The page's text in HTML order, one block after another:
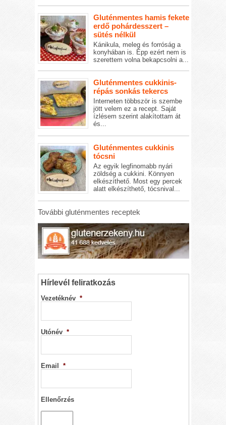
Gluténmentes hamis fekete
erdő pohárdesszert –
sütés nélkül
Kánikula, meleg és forróság a
konyhában is. Épp ezért nem is
szerettem volna bekapcsolni a...
Gluténmentes cukkinis-
répás sonkás tekercs
Interneten többször is szembe
jött velem ez a recept. Saját
ízlésem szerint alakítottam át
és...
Gluténmentes cukkinis
tócsni
Az egyik legfinomabb nyári
zöldség a cukkini. Könnyen
elkészíthető. Most egy percek
alatt elkészíthető, tócsnival...
További gluténmentes receptek
Hírlevél feliratkozás
Vezetéknév *
Utónév *
Email *
Ellenőrzés